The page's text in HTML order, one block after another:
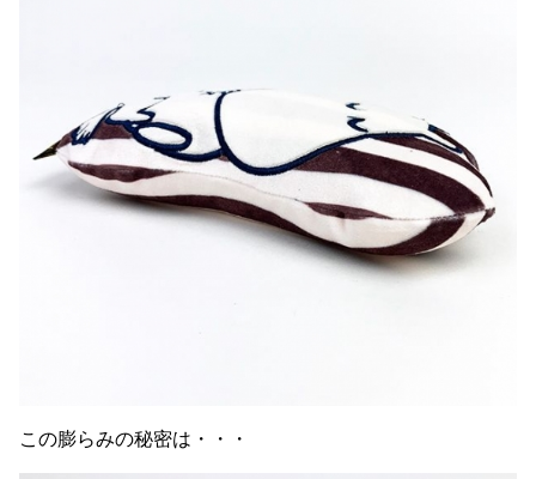
この膨らみの秘密は・・・